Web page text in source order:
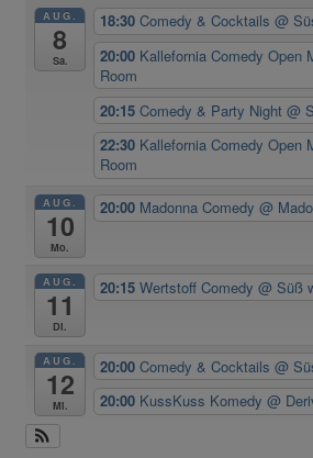
AUG.
8
Sa.
18:30Comedy & Cocktails@
20:00 Kallefornia Comedy Open
Room
20:15Comedy & Party Night@
22:30 Kallefornia Comedy Open
Room
AUG.
10
Mo.
20:00 Madonna Comedy@
AUG.
11
Di.
20:15Wertstoff Comedy@ Süß
AUG.
12
Mi.
20:00Comedy & Cocktails@
20:00 KussKuss Komedy@